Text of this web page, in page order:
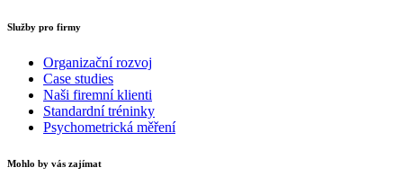
Služby pro firmy
Organizační rozvoj
Case studies
Naši firemní klienti
Standardní tréninky
Psychometrická měření
Mohlo by vás zajímat